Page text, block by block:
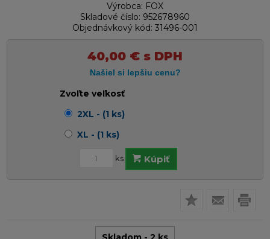
Výrobca: FOX
Skladové číslo: 952678960
Objednávkový kód: 31496-001
40,00 € s DPH
Zvoľte veľkosť
2XL - (1 ks)
XL - (1 ks)
ks Kúpiť